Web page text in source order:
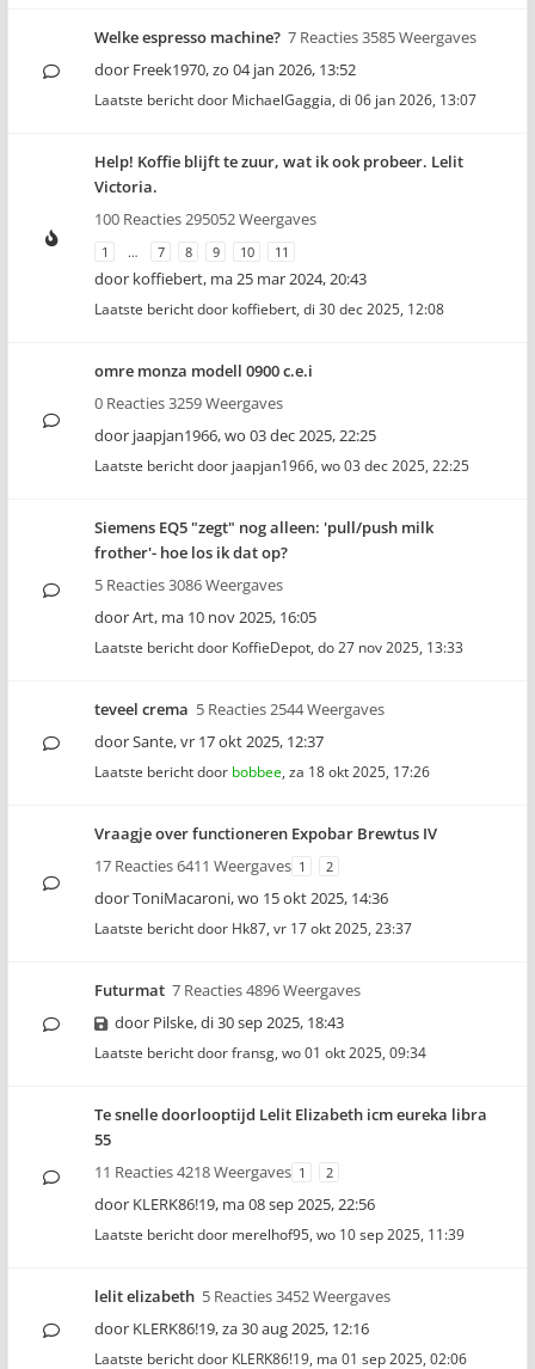
Welke espresso machine? 7 Reacties 3585 Weergaves
door Freek1970,zo 04 jan 2026, 13:52
Laatste bericht door MichaelGaggia, di 06 jan 2026, 13:07
Help! Koffie blijft te zuur, wat ik ook probeer. Lelit
Victoria.
100 Reacties 295052 Weergaves
1 … 7 8 9 10 11
door koffiebert, ma 25 mar 2024, 20:43
Laatste bericht door koffiebert, di 30 dec 2025, 12:08
omre monza modell 0900 c.e.i
0 Reacties 3259 Weergaves
door jaapjan1966,wo 03 dec 2025, 22:25
Laatste bericht door jaapjan1966, wo 03 dec 2025, 22:25
Siemens EQ5 "zegt" nog alleen: 'pull/push milk
frother'- hoe los ik dat op?
5 Reacties 3086 Weergaves
doorArt, ma 10 nov 2025, 16:05
Laatste bericht door KoffieDepot, do 27 nov 2025, 13:33
teveel crema 5 Reacties 2544 Weergaves
doorSante,vr 17 okt 2025, 12:37
Laatste bericht door bobbee, za 18 okt 2025, 17:26
Vraagje over functioneren Expobar Brewtus IV
17 Reacties 6411 Weergaves 1 2
doorToniMacaroni,wo 15 okt 2025, 14:36
Laatste bericht door Hk87, vr 17 okt 2025, 23:37
Futurmat 7 Reacties 4896 Weergaves
door Pilske,di 30 sep 2025, 18:43
Laatste bericht doorfransg, wo 01 okt 2025, 09:34
Te snelle doorlooptijd Lelit Elizabeth icm eureka libra
55
11 Reacties 4218 Weergaves 1 2
door KLERK86!19, ma 08 sep 2025, 22:56
Laatste bericht door merelhof95, wo 10 sep 2025, 11:39
lelit elizabeth 5 Reacties 3452 Weergaves
door KLERK86!19,za 30 aug 2025, 12:16
Laatste bericht door KLERK86!19, ma 01 sep 2025, 02:06